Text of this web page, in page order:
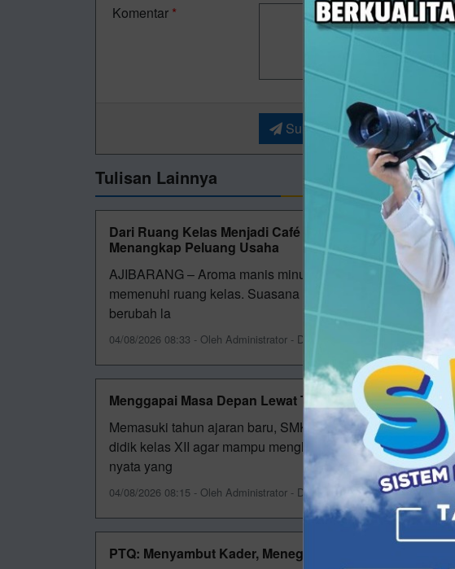
Komentar *
Submit
Tulisan Lainnya
Dari Ruang Kelas Menjadi Café Mini, Siswa SMK
Menangkap Peluang Usaha
AJIBARANG – Aroma manis minuman cokelat, segarnya
memenuhi ruang kelas. Suasana yang biasanya dipenuhi
berubah la
04/08/2026 08:33 - Oleh Administrator - Dilihat 65 kali
Menggapai Masa Depan Lewat TKA
Memasuki tahun ajaran baru, SMK Muhammadiyah 1
didik kelas XII agar mampu menghadapi tantangan
nyata yang
04/08/2026 08:15 - Oleh Administrator - Dilihat 55 kali
PTQ: Menyambut Kader, Meneguhkan Pengabdian